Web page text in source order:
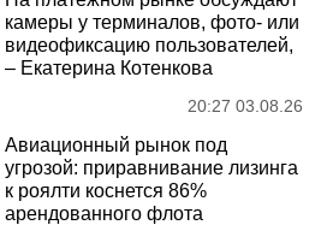
камеры у терминалов, фото- или
видеофиксацию пользователей,
– Екатерина Котенкова
20:27 03.08.26
Авиационный рынок под
угрозой: приравнивание лизинга
к роялти коснется 86%
арендованного флота